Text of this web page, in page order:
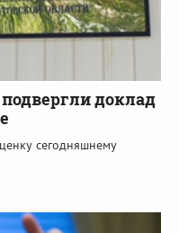
доклад
сегодняшнему